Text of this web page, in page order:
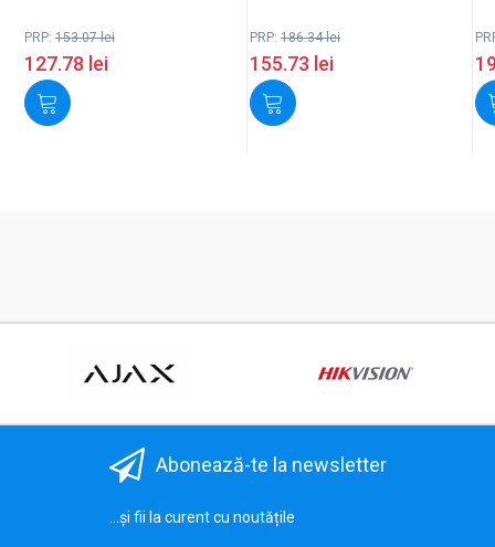
PRP: 153.07lei
127.78 lei
PRP: 186.34lei
155.73 lei
Abonează-te la newsletter
...și fii la curent cu noutățile